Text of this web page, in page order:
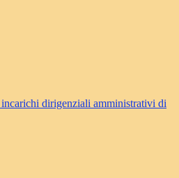
dirigenziali amministrativi di